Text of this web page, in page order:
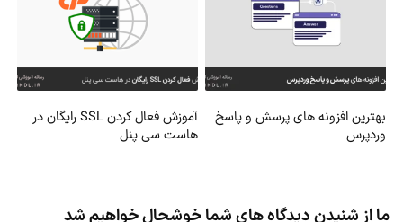
بهترین افزونه های پرسش و پاسخ
وردپرس
آموزش فعال کردن SSL رایگان در
هاست سی پنل
ما از شنیدن دیدگاه های شما خوشحال خواهیم شد